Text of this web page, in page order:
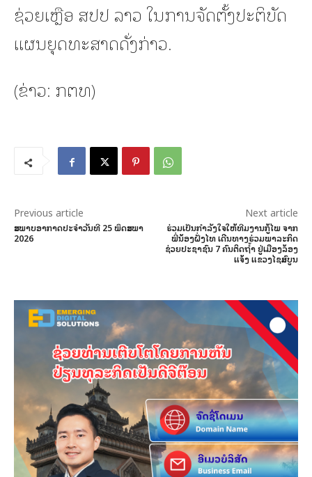
ຊ່ວຍເຫຼືອ ສປປ ລາວ ໃນການຈັດຕັ້ງປະຕິບັດ
ແຜນຍຸດທະສາດດັ່ງກ່າວ.
(ຂ່າວ: ກຕທ)
Previous article
ສະພາບອາກາດປະຈໍາວັນທີ 25 ພຶດສະພາ
2026
Next article
ຮ່ວມເປັນກຳລັງໃຈໃຫ້ທີມງານກູ້ໄພ ຈາກ
ພີ່ນ້ອງຝັ່ງໄທ ເດີນທາງຮ່ວມພາລະກິດ
ຊ່ວຍປະຊາຊົນ 7 ຄົນຕິດຖໍ້າ ຢູ່ເມືອງລ້ອງ
ແຈ້ງ ແຂວງໄຊສົມບູນ